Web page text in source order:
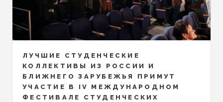
ЛУЧШИЕ СТУДЕНЧЕСКИЕ
КОЛЛЕКТИВЫ ИЗ РОССИИ И
БЛИЖНЕГО ЗАРУБЕЖЬЯ ПРИМУТ
УЧАСТИЕ В IV МЕЖДУНАРОДНОМ
ФЕСТИВАЛЕ СТУДЕНЧЕСКИХ